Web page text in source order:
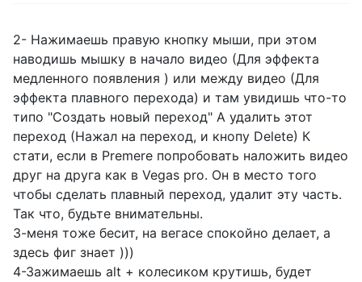
2- Нажимаешь правую кнопку мыши, при этом
наводишь мышку в начало видео (Для эффекта
медленного появления ) или между видео (Для
эффекта плавного перехода) и там увидишь что-то
типо "Создать новый переход" А удалить этот
переход (Нажал на переход, и кнопу Delete) К
стати, если в Premere попробовать наложить видео
друг на друга как в Vegas pro. Он в место того
чтобы сделать плавный переход, удалит эту часть.
Так что, будьте внимательны.
3-меня тоже бесит, на вегасе спокойно делает, а
здесь фиг знает )))
4-Зажимаешь alt + колесиком крутишь, будет